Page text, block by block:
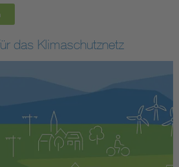
das Klimaschutznetz